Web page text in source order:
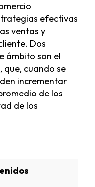
efectivas
ventas y
Dos
ámbito son el
, que, cuando se
incrementar
de los
de los